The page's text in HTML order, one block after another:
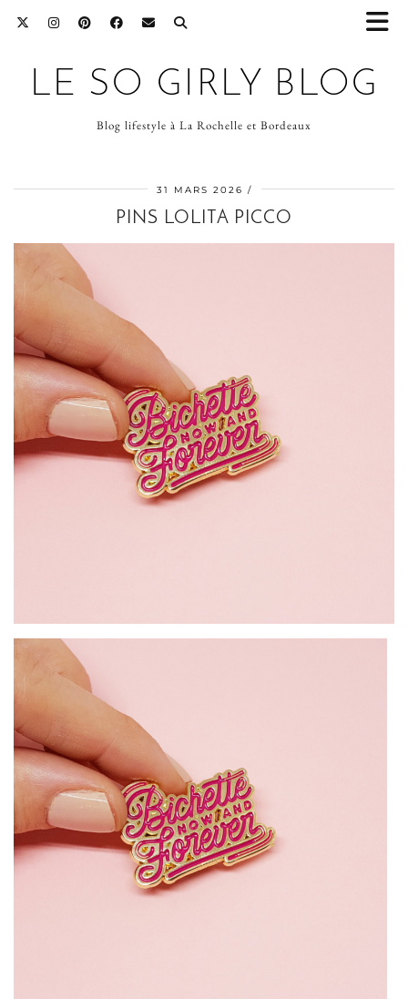
LE SO GIRLY BLOG
Blog lifestyle à La Rochelle et Bordeaux
31 MARS 2026
PINS LOLITA PICCO